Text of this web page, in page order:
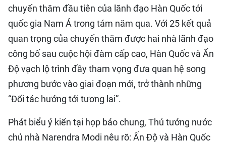
chuyến thăm đầu tiên của lãnh đạo Hàn Quốc tới
quốc gia Nam Á trong tám năm qua. Với 25 kết quả
quan trọng của chuyến thăm được hai nhà lãnh đạo
công bố sau cuộc hội đàm cấp cao, Hàn Quốc và Ấn
Độ vạch lộ trình đầy tham vọng đưa quan hệ song
phương bước vào giai đoạn mới, trở thành những
“Đối tác hướng tới tương lai”.
Phát biểu ý kiến tại họp báo chung, Thủ tướng nước
chủ nhà Narendra Modi nêu rõ: Ấn Độ và Hàn Quốc